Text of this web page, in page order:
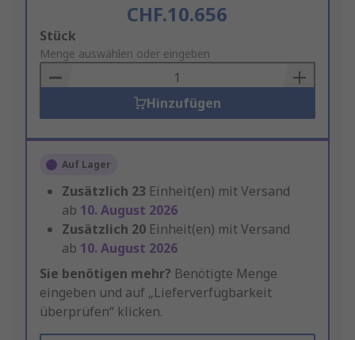
CHF.10.656
Add
to
Basket
Stück
Menge auswählen oder eingeben
Hinzufügen
Auf Lager
Zusätzlich 23 Einheit(en) mit Versand
ab 10. August 2026
Zusätzlich 20 Einheit(en) mit Versand
ab 10. August 2026
Sie benötigen mehr? Benötigte Menge
eingeben und auf „Lieferverfügbarkeit
überprüfen“ klicken.